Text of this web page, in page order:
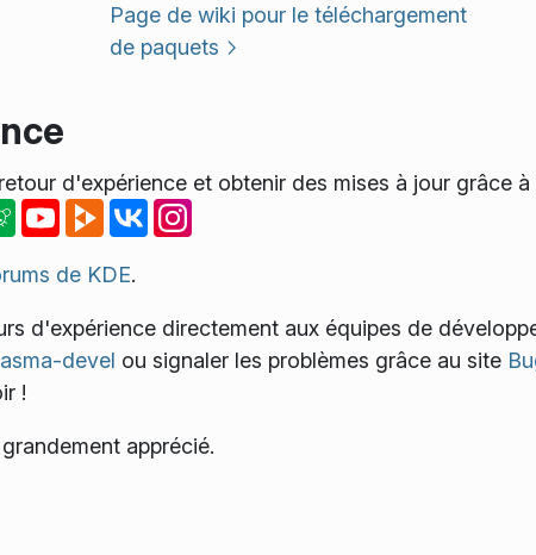
Page de wiki pour le téléchargement
de paquets
d'expérience et obtenir des mises à jour grâce
de KDE.
d'expérience directement aux équipes de
devel ou signaler les problèmes grâce au site
!
apprécié.